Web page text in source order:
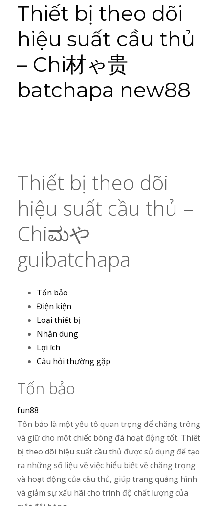
Thiết bị theo dõi
hiệu suất cầu thủ
– Chi材ゃ贵
batchapa new88
Thiết bị theo dõi
hiệu suất cầu thủ –
Chiಮや
guibatchapa
Tốn bảo
Điện kiện
Loại thiết bị
Nhận dụng
Lợi ích
Câu hỏi thường gặp
Tốn bảo
fun88
Tốn bảo là một yếu tố quan trọng để chăng trông
và giữ cho một chiếc bóng đá hoạt động tốt. Thiết
bị theo dõi hiệu suất cầu thủ được sử dụng để tạo
ra những số liệu về việc hiểu biết về chăng trọng
và hoạt động của cầu thủ, giúp trang quảng hình
và giảm sự xấu hãi cho trình độ chất lượng của